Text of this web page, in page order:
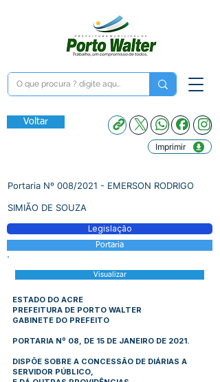
Voltar
Imprimir
Portaria Nº 008/2021 - EMERSON RODRIGO
SIMIÃO DE SOUZA
Legislação
Portaria
Visualizar
ESTADO DO ACRE
PREFEITURA DE PORTO WALTER
GABINETE DO PREFEITO
PORTARIA Nº 08, DE 15 DE JANEIRO DE 2021.
DISPÕE SOBRE A CONCESSÃO DE DIÁRIAS A
SERVIDOR PÚBLICO,